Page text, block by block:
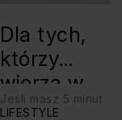
Dla tych,
którzy
wierzą w
swoje siły:
Jeśli masz 5 minut
LIFESTYLE